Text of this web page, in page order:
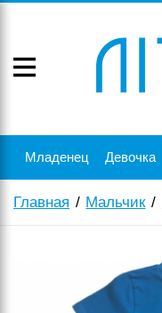
Младенец Девочка
Главная Мальчик